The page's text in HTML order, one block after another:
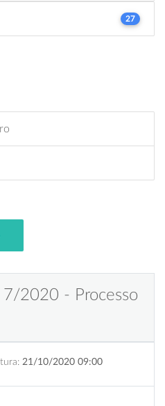
27
7/2020 - Processo
21/10/2020 09:00